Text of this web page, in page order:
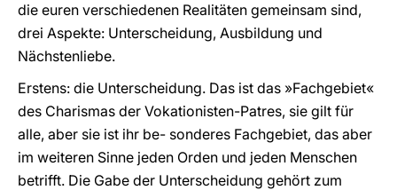
die euren verschiedenen Realitäten gemeinsam sind,
drei Aspekte: Unterscheidung, Ausbildung und
Nächstenliebe.
Erstens: die Unterscheidung. Das ist das »Fachgebiet«
des Charismas der Vokationisten-Patres, sie gilt für
alle, aber sie ist ihr be- sonderes Fachgebiet, das aber
im weiteren Sinne jeden Orden und jeden Menschen
betrifft. Die Gabe der Unterscheidung gehört zum